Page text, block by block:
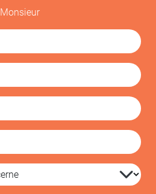
Monsieur